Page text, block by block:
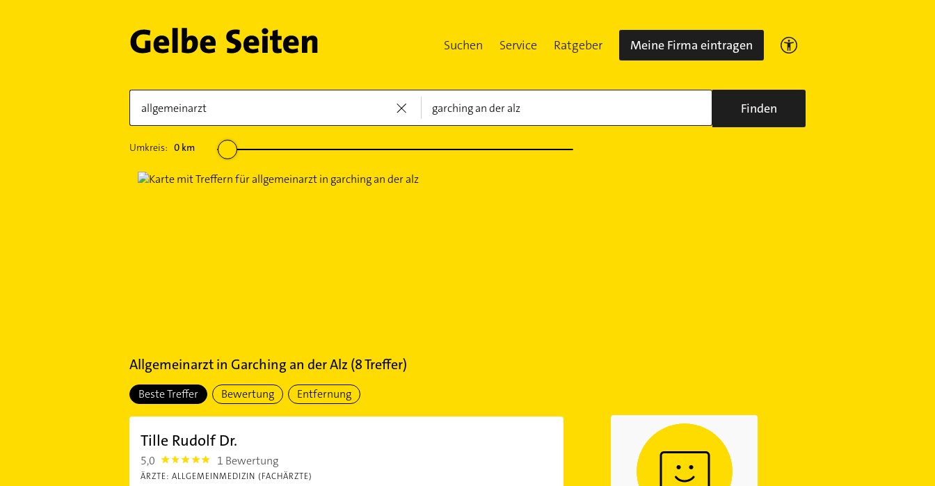
Suchen Service Ratgeber Meine Firma eintragen
Finden
Umkreis: 0km
Allgemeinarztin Garching an der Alz (8Treffer)
Beste Treffer Bewertung Entfernung
Tille Rudolf Dr.
5,0 5.0 1 Bewertung
ÄRZTE: ALLGEMEINMEDIZIN (FACHÄRZTE)